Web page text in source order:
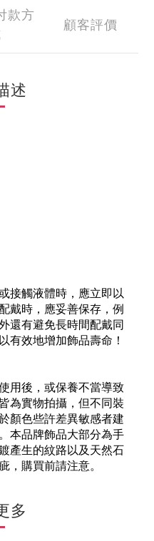
款方
顧客評價
述
接觸液體時，應立即以
戴時，應妥善保存，例
還有避免長時間配戴同
有效地增加飾品壽命！
用後，或保養不當導致
為實物拍攝，但不同裝
顏色些許差異敏感者建
本品牌飾品大部分為手
產生的紋路以及天然石
，購買前請注意。
多